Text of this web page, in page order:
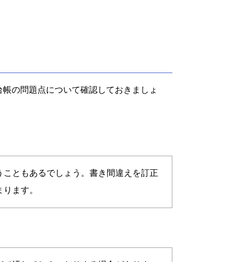
の問題点について確認しておきましょ
ともあるでしょう。書き間違えを訂正
ます。